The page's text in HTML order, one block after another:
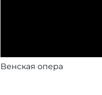
Венская опера